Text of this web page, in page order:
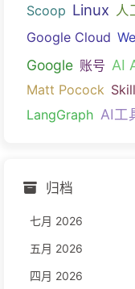
Scoop Linux 人
Google Cloud
Google 账号 AI
Matt Pocock Skill
LangGraph AI工
归档
七月 2026
五月 2026
四月 2026